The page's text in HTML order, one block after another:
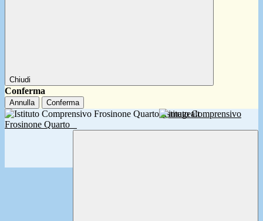
Chiudi
Conferma
Annulla Conferma
Istituto Comprensivo
Frosinone Quarto